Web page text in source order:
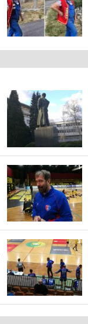
4
1
3